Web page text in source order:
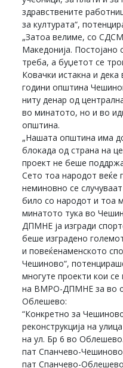
здравствените
за културата“,
„Затоа велиме, со
Македонија.
треба, а буџетот се
Ковачки истакна и
години општина
ниту денар од
во минатото, но и во
општина.
„Нашата општина има
блокада од страна на
проект не беше
Сето тоа народот веќе
неминовно се
било со народот и тоа
минатото тука во
ДПМНЕ ја изгради
беше изградено
и повеќенаменското
Чешиново“,
многуте проекти кои
на ВМРО-ДПМНЕ за во
Облешево:
“Конкретно за
реконструкција на
на ул. Бр 6 во
пат Спанчево-
пат Спанчево-